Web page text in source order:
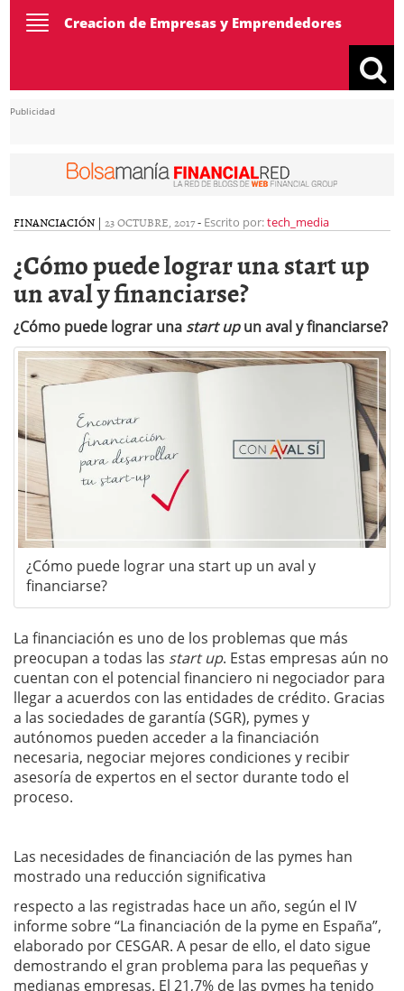
ToggleCreacion de Empresas y Emprendedores
Publicidad
FINANCIACIÓN | 23 OCTUBRE, 2017- Escrito por:tech_media
¿Cómo puede lograr una start up
un aval y financiarse?
¿Cómo puede lograr una start upun aval y financiarse?
¿Cómo puede lograr una start up un aval y
financiarse?
La financiación es uno de los problemas que más
preocupan a todas las start up. Estas empresas aún no
cuentan con el potencial financiero ni negociador para
llegar a acuerdos con las entidades de crédito. Gracias
a las sociedades de garantía (SGR), pymes y
autónomos pueden acceder a la financiación
necesaria, negociar mejores condiciones y recibir
asesoría de expertos en el sector durante todo el
proceso.
Las necesidades de financiación de las pymes han
mostrado una reducción significativa
respecto a las registradas hace un año, según el IV
informe sobre “La financiación de la pyme en España”,
elaborado por CESGAR. A pesar de ello, el dato sigue
demostrando el gran problema para las pequeñas y
medianas empresas. El 21,7% de las pymes ha tenido